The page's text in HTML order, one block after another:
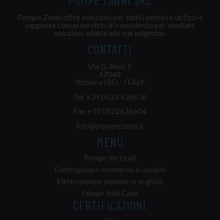
Pompe Zanni offre soluzioni per tutti i settori e utilizzi e
supporta con un servizio di consulenza per studiare
soluzioni adatte alle tue esigenze.
CONTATTI
Via G. Reni, 5
42048
Rubiera (RE) - ITALY
Tel. +39 0522 626636
Fax +39 0522626604
info@pompezanni.it
MENU
Pompe Verticali
Elettropompe sommerse in acciaio
Elettropompe sommerse in ghisa
Pompe Split Case
CERTIFICAZIONI